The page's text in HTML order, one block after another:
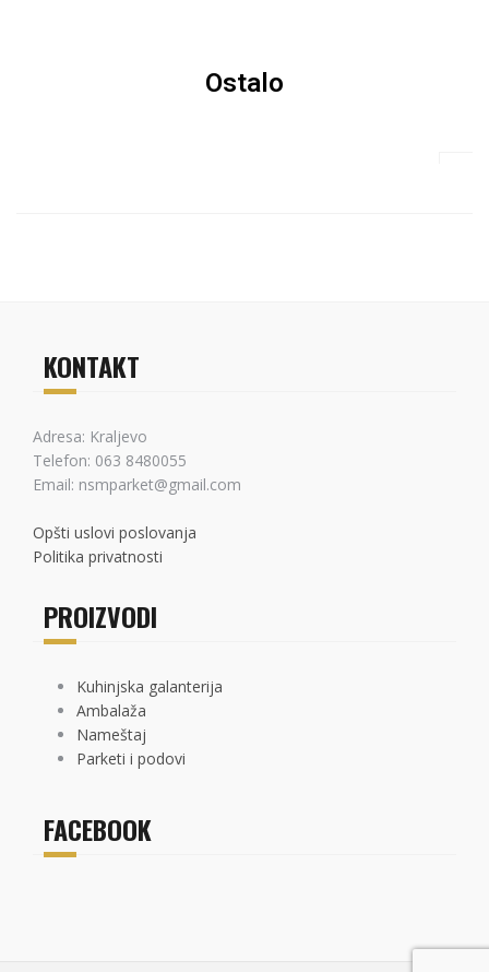
Ostalo
KONTAKT
Adresa: Kraljevo
Telefon: 063 8480055
Email: nsmparket@gmail.com
Opšti uslovi poslovanja
Politika privatnosti
PROIZVODI
Kuhinjska galanterija
Ambalaža
Nameštaj
Parketi i podovi
FACEBOOK